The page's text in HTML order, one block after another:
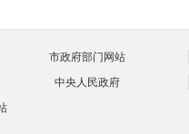
市政府部门网站
中央人民政府